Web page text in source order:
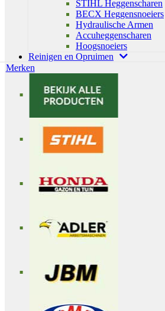
STIHL Heggenscharen
BECX Heggensnoeiers
Hydraulische Armen
Accuheggenscharen
Hoogsnoeiers
Reinigen en Opruimen
Merken